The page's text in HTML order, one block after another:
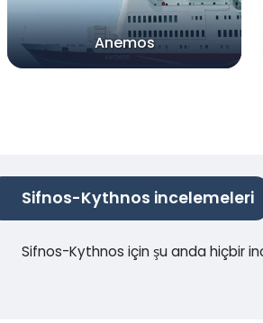
Anemos
Sifnos-Kythnos incelemeleri
Sifnos-Kythnos için şu anda hiçbir